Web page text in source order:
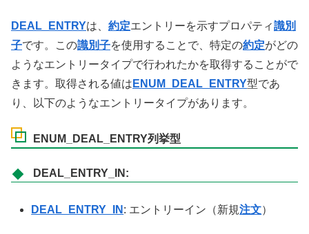
DEAL_ENTRYは、 約定エントリーを示すプロパティ識別
子です。この識別子を使用することで、特定の約定がどの
ようなエントリータイプで行われたかを取得することがで
きます。取得される値は ENUM_DEAL_ENTRY型であ
り、以下のようなエントリータイプがあります。
ENUM_DEAL_ENTRY列挙型
DEAL_ENTRY_IN:
DEAL_ENTRY_IN : エントリーイン（新規注文）